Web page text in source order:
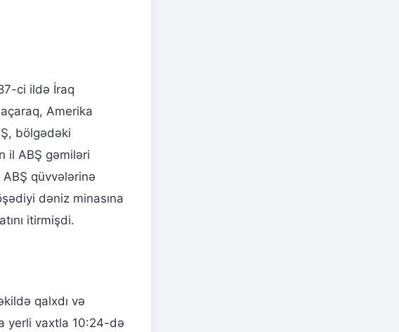
ci ildə İraq
Amerika
bölgədəki
il ABŞ gəmiləri
qüvvələrinə
dəniz minasına
itirmişdi.
qalxdı və
yerli vaxtla 10:24-də